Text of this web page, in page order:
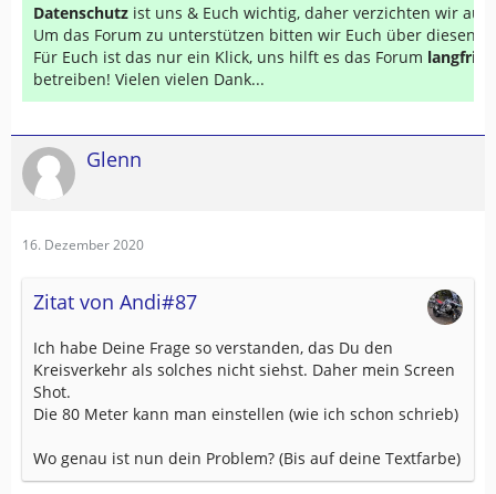
Datenschutz ist uns & Euch wichtig, daher verzichten wir auf
Um das Forum zu unterstützen bitten wir Euch über diesen
Für Euch ist das nur ein Klick, uns hilft es das Forum
betreiben! Vielen vielen Dank...
Glenn
16. Dezember 2020
Zitat von Andi#87
Ich habe Deine Frage so verstanden, das Du den
Kreisverkehr als solches nicht siehst. Daher mein Screen
Shot.
Die 80 Meter kann man einstellen (wie ich schon schrieb)
Wo genau ist nun dein Problem? (Bis auf deine Textfarbe)